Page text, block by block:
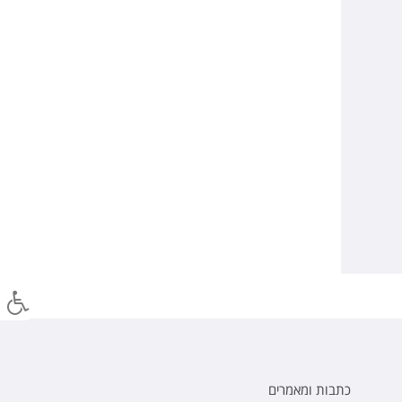
כתבות ומאמרים